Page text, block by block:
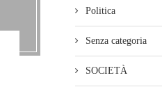
Politica
Senza categoria
SOCIETÀ